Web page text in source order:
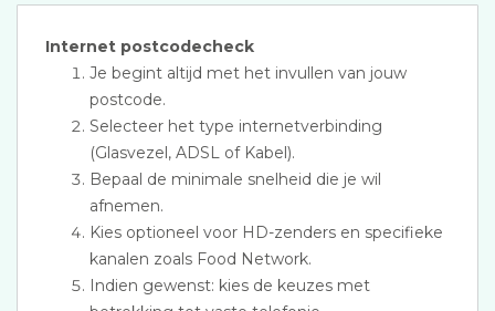
Internet postcodecheck
Je begint altijd met het invullen van jouw
postcode.
Selecteer het type internetverbinding
(Glasvezel, ADSL of Kabel).
Bepaal de minimale snelheid die je wil
afnemen.
Kies optioneel voor HD-zenders en specifieke
kanalen zoals Food Network.
Indien gewenst: kies de keuzes met